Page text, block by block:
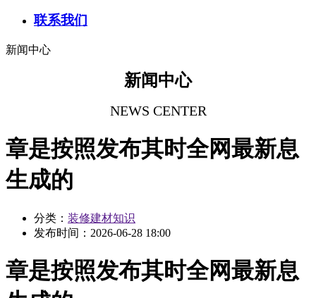
联系我们
新闻中心
新闻中心
NEWS CENTER
章是按照发布其时全网最新息
生成的
分类： 装修建材知识
发布时间： 2026-06-28 18:00
章是按照发布其时全网最新息